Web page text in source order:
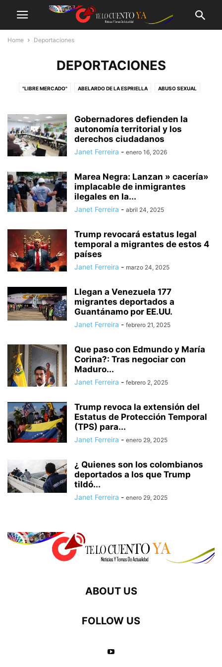
Home Deportaciones
DEPORTACIONES
"LIBRE MERCADO" ABELARDO DE LA ESPRIELLA ABUSO SEXUAL
ALCALDIA DE BARRANQUILLA
ALEMANIA EN RECESIÓN ALEMANIA VS RUSIA ALIADOS RUSIA-CHINA
AMC AMENAZA BACTERIOLOGICA AMERICA AMÉRICA LATINA
AMÉRICA RUSIA 2018 AMOR AMORES ANÉCDOTAS
ARMAMENTO MUNDIAL ARMAN NUCLEARES ARMAS
ARMAS NUCLEARES ARTE Y CULTURA ASAMBLEA DEL ATLÁNTICO
ASIA ASIA DEL SUR
AVANCES DE PROGRAMACIÓN BARRANQUILLA FLORECE
BÁSQUET BEIJING 2022 BÉISBOL BELLEZA BIODIVERSIDAD
BOXEO BRICS BUSINESS
CÁMARA DE REPRESENTANTES CANAL SONY CANCER
CARRERA RUNNING CARTELERA DE CINE CENTRAMERTCANOS
CHAMPETA CHANCHULLOS CHINA CHINA AL DIA
CHINA RUSIA UNIDOS CHINA VS ESTADOS UNIDOS
COLUMNA DE OPINIÓN COMERCIO COMUNICADOS
CONCEJO DE BARRANQUILLA CONCIERTOS CONCURSO
CONFLICTO RUSIA - UCRANIA CONFLICTO RUSIA VS UCRANIA -OTAN
CONGRESO DE LA REPÚBLICA CONGRESOS CONSTRUCCIÒN
COREA DEL NORTE COREA DEL NORTE VS COREA DEL SUR
COREA DEL NORTE VS ESTADOS UNIDOS COREA DEL NORTE VS JAPÓN
CORES DEL NORTE VS ESTADOS UNIDOS CORRUPCIÓN
CRÍMENES DE GUERRA CRISIS BANCARIA 2023 CRISIS CANADÁ CHINA
CRISIS CHINA AUSTRALIA CRISIS ECONÓMICA EN ALEMANIA
CRISIS EN FRANCIA
Gobernadores defienden la
autonomía territorial y los
derechos ciudadanos
Janet Ferreira - enero 16, 2026
Marea Negra: Lanzan » cacería»
implacable de inmigrantes
ilegales en la...
Janet Ferreira - abril 24, 2025
Trump revocará estatus legal
temporal a migrantes de estos 4
países
Janet Ferreira - marzo 24, 2025
Llegan a Venezuela 177
migrantes deportados a
Guantánamo por EE.UU.
Janet Ferreira - febrero 21, 2025
Que paso con Edmundo y María
Corina?: Tras negociar con
Maduro...
Janet Ferreira - febrero 2, 2025
Trump revoca la extensión del
Estatus de Protección Temporal
(TPS) para...
Janet Ferreira - enero 29, 2025
¿ Quienes son los colombianos
deportados a los que Trump
tildó...
Janet Ferreira - enero 29, 2025
ABOUT US
FOLLOW US